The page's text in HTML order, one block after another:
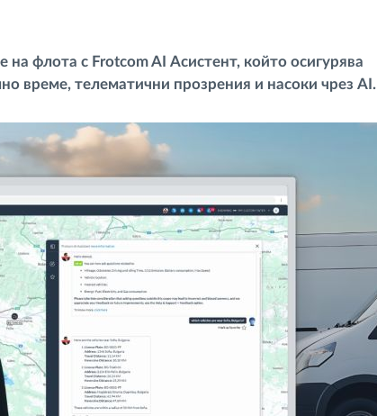
флота с Frotcom AI Асистент, който осигурява
време, телематични прозрения и насоки чрез AI.